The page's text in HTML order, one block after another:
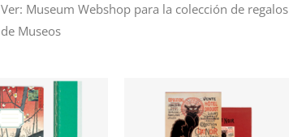
Ver: Museum Webshop para la colección de regalos
de Museos